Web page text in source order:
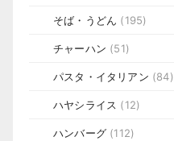
そば・うどん (195)
チャーハン (51)
パスタ・イタリアン (84)
ハヤシライス (12)
ハンバーグ (112)